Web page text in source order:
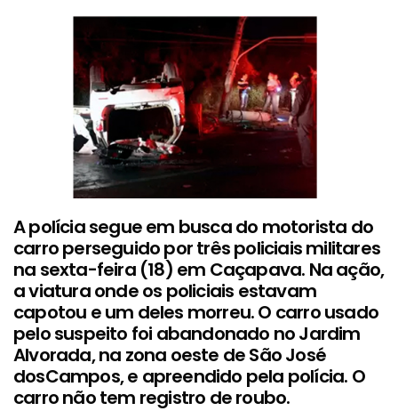
A polícia segue em busca do motorista do
carro perseguido por três policiais militares
na sexta-feira (18) em Caçapava. Na ação,
a viatura onde os policiais estavam
capotou e um deles morreu. O carro usado
pelo suspeito foi abandonado no Jardim
Alvorada, na zona oeste de São José
dosCampos, e apreendido pela polícia. O
carro não tem registro de roubo.